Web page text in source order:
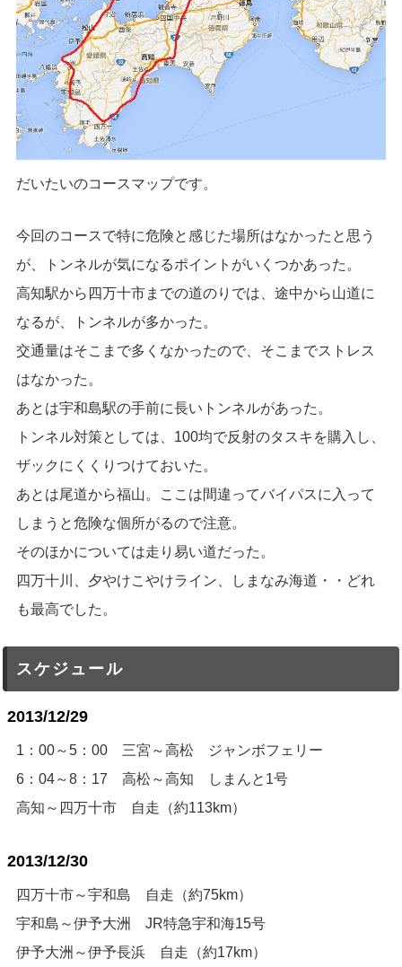
だいたいのコースマップです。
今回のコースで特に危険と感じた場所はなかったと思う
が、トンネルが気になるポイントがいくつかあった。
高知駅から四万十市までの道のりでは、途中から山道に
なるが、トンネルが多かった。
交通量はそこまで多くなかったので、そこまでストレス
はなかった。
あとは宇和島駅の手前に長いトンネルがあった。
トンネル対策としては、100均で反射のタスキを購入し、
ザックにくくりつけておいた。
あとは尾道から福山。ここは間違ってバイパスに入って
しまうと危険な個所がるので注意。
そのほかについては走り易い道だった。
四万十川、夕やけこやけライン、しまなみ海道・・どれ
も最高でした。
スケジュール
2013/12/29
1：00～5：00 三宮～高松 ジャンボフェリー
6：04～8：17 高松～高知 しまんと1号
高知～四万十市 自走（約113km）
2013/12/30
四万十市～宇和島 自走（約75km）
宇和島～伊予大洲 JR特急宇和海15号
伊予大洲～伊予長浜 自走（約17km）